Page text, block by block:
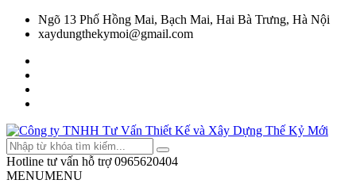
Ngõ 13 Phố Hồng Mai, Bạch Mai, Hai Bà Trưng, Hà Nội
xaydungthekymoi@gmail.com
Hotline tư vấn hỗ trợ 0965620404
MENUMENU